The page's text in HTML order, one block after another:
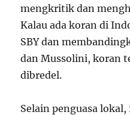
mengkritik dan
Kalau ada koran di
SBY dan
dan Mussolini, koran
dibredel.
Selain penguasa